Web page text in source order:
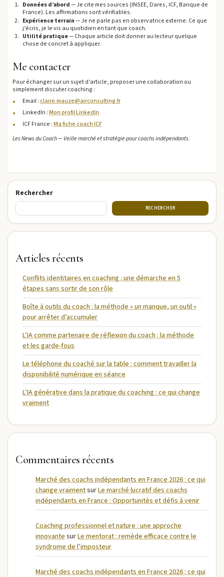
Données d’abord— Je cite mes sources (INSEE, Dares, ICF, Banque de
France). Les affirmations sont vérifiables.
Expérience terrain— Je ne parle pas en observatrice externe. Ce que
j’écris, je le vis au quotidien en tant que coach.
Utilité pratique— Chaque article doit donner au lecteur quelque
chose de concret à appliquer.
Me contacter
Pour échanger sur un sujet d’article, proposer une collaboration ou
simplement discuter coaching :
Email : claire.mauze@airconsulting.fr
LinkedIn : Mon profil LinkedIn
ICF France : Ma fiche coach ICF
Les News du Coach — Veille marché et stratégie pour coachs indépendants.
Rechercher
RECHERCHER
Articles récents
Conflits identitaires en coaching : une démarche en 5
étapes sans sortir de son rôle
Boîte à outils du coach : la méthode « un manque, un outil »
pour arrêter d’accumuler
L’IA comme partenaire de réflexion du coach : la méthode
et les garde-fous
Le téléphone du coaché sur la table : comment travailler la
disponibilité numérique en séance
L’IA générative dans la pratique du coaching : ce qui change
vraiment
Commentaires récents
Marché des coachs indépendants en France 2026 : ce qui
change vraimentsurLe marché lucratif des coachs
indépendants en France : Opportunités et défis à venir
Coaching professionnel et nature : une approche
innovante surLe mentorat : remède efficace contre le
syndrome de l’imposteur
Marché des coachs indépendants en France 2026 : ce qui